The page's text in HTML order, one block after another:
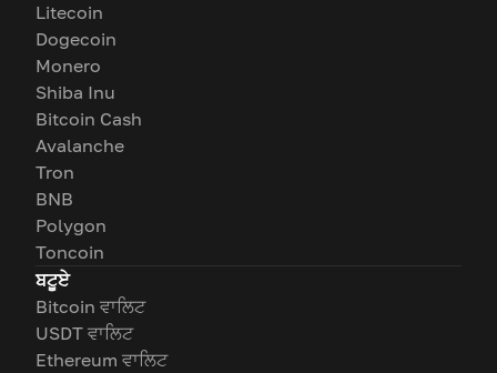
Litecoin
Dogecoin
Monero
Shiba Inu
Bitcoin Cash
Avalanche
Tron
BNB
Polygon
Toncoin
ਬਟੂਏ
Bitcoin ਵਾਲਿਟ
USDT ਵਾਲਿਟ
Ethereum ਵਾਲਿਟ